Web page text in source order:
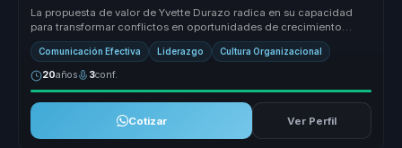
La propuesta de valor de Yvette Durazo radica en su capacidad
para transformar conflictos en oportunidades de crecimiento
organizacional....
Comunicación Efectiva Liderazgo Cultura Organizacional
20años 3conf.
Cotizar Ver Perfil